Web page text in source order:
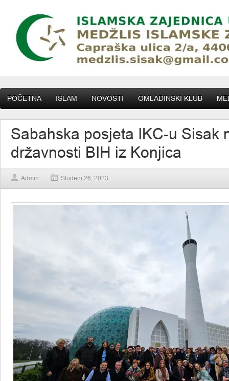
POČETNA ISLAM NOVOSTI OMLADINSKI KLUB
Sabahska posjeta IKC-u Sisak
državnosti BIH iz Konjica
Admin Studeni 26, 2023